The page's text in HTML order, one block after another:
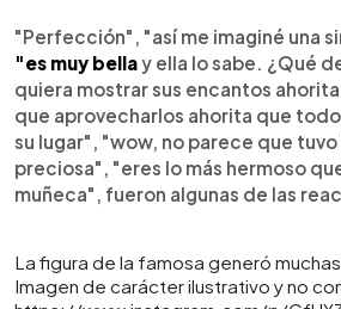
"Perfección", "así me imaginé una
"es muy bellay ella lo sabe. ¿Qué
quiera mostrar sus encantos
que aprovecharlos ahorita que
su lugar", "wow, no parece que
preciosa", "eres lo más hermoso
muñeca", fueron algunas de las
La figura de la famosa generó
Imagen de carácter ilustrativo y no